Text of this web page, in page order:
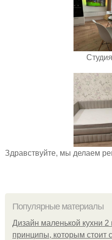
Здравствуйте, мы делаем
Популярные материалы
Дизайн маленькой кухни
принципы, которым стоит